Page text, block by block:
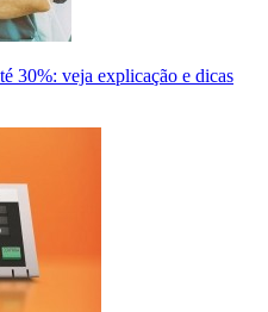
30%: veja explicação e dicas